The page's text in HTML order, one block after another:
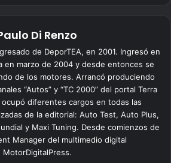
Di Renzo
de DeporTEA, en 2001. Ingresó en
en marzo de 2004 y desde entonces se
de los motores. Arrancó produciendo
“Autos” y “TC 2000” del portal Terra
diferentes cargos en todas las
de la editorial: Auto Test, Auto Plus,
y Maxi Tuning. Desde comienzos de
Manager del multimedio digital
MotorDigitalPress.